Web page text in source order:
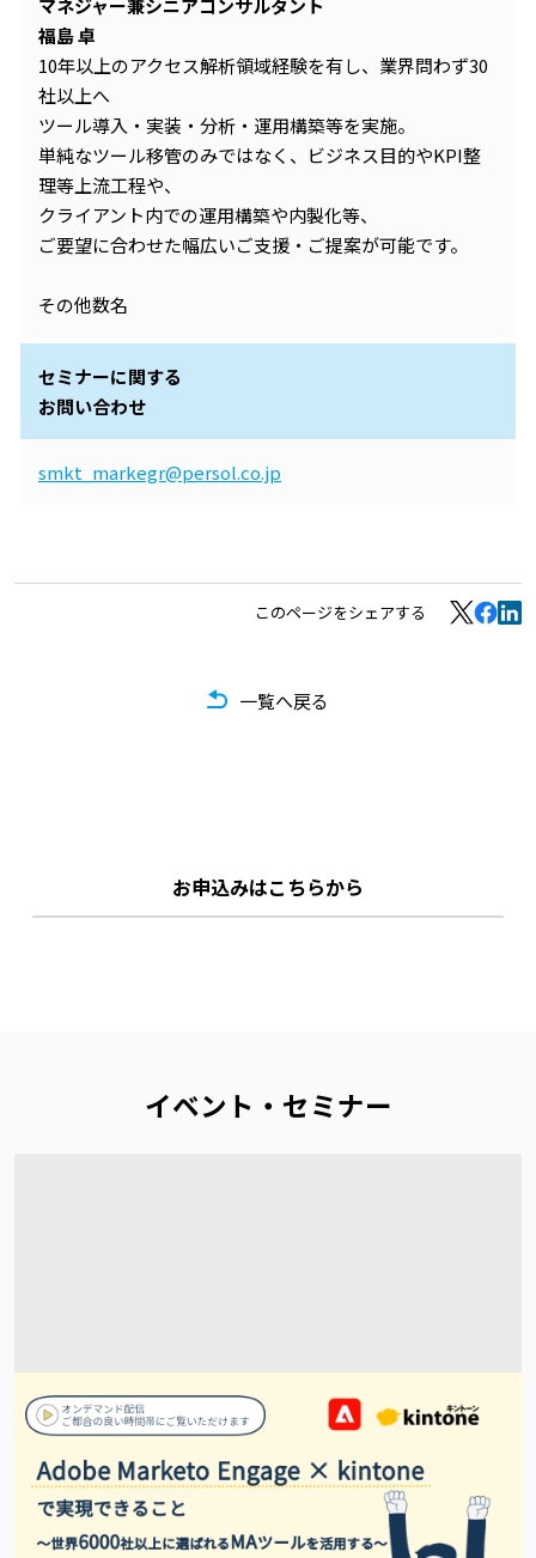
マネジャー兼シニアコンサルタント
福島 卓
10年以上のアクセス解析領域経験を有し、業界問わず30
社以上へ
ツール導入・実装・分析・運用構築等を実施。
単純なツール移管のみではなく、ビジネス目的やKPI整
理等上流工程や、
クライアント内での運用構築や内製化等、
ご要望に合わせた幅広いご支援・ご提案が可能です。
その他数名
セミナーに関する
お問い合わせ
smkt_markegr@persol.co.jp
このページをシェアする
一覧へ戻る
お申込みはこちらから
イベント・セミナー